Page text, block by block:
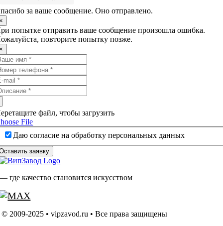
за ваше сообщение. Оно отправлено.
попытке отправить ваше сообщение произошла ошибка.
повторите попытку позже.
файл, чтобы загрузить
File
Даю согласие на обработку персональных данных
заявку
— где качество становится искусством
© 2009-2025 • vipzavod.ru • Все права защищены